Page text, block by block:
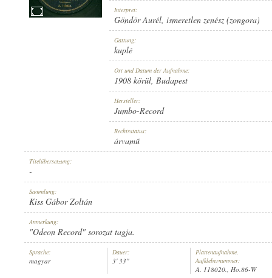
ISMERETLEN ZENÉSZ (ZONGORA)
GATTUNG: KUPLÉ
Interpret:
Göndör Aurél, ismeretlen zenész (zongora)
Gattung:
kuplé
Ort und Datum der Aufnahme:
1908 körül, Budapest
Hersteller:
Jumbo-Record
Rechtsstatus:
árvamű
Titelübersetzung:
-
Sammlung:
Kiss Gábor Zoltán
Anmerkung:
"Odeon Record" sorozat tagja.
Sprache:
magyar
Dauer:
3' 33"
Plattenaufnahme,
Aufklebernummer:
A. 118020., Ho.86-W